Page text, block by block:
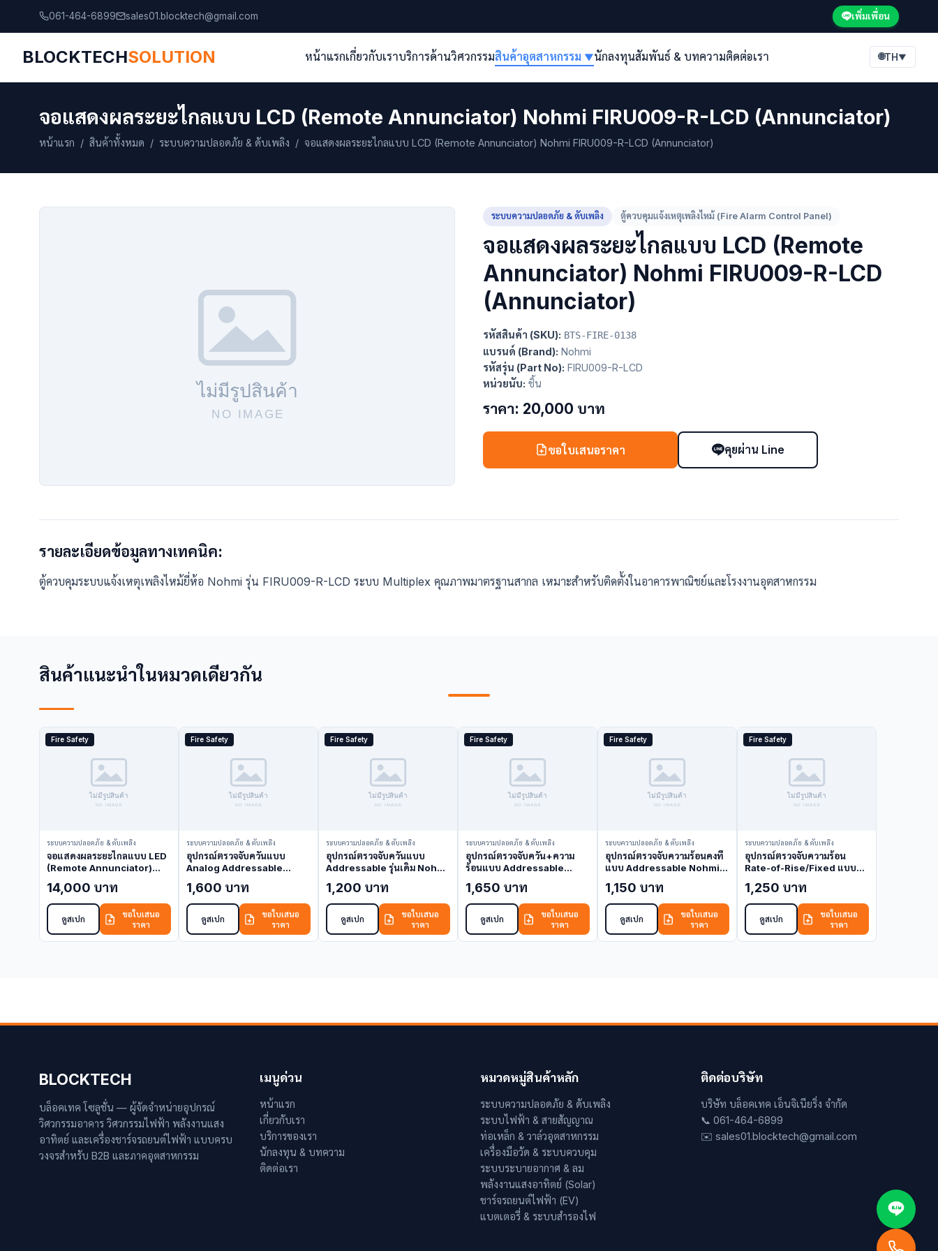
061-464-6899 sales01.blocktech@gmail.com เพิ่มเพื่อน
BLOCKTECHSOLUTION หน้าแรกเกี่ยวกับเราบริการด้านวิศวกรรมสินค้าอุตสาหกรรม ▼นักลงทุนสัมพันธ์ & บทความติดต่อเรา 🌐TH▼
จอแสดงผลระยะไกลแบบ LCD (Remote Annunciator) Nohmi FIRU009-R-LCD (Annunciator)
หน้าแรก / สินค้าทั้งหมด / ระบบความปลอดภัย & ดับเพลิง / จอแสดงผลระยะไกลแบบ LCD (Remote Annunciator) Nohmi FIRU009-R-LCD (Annunciator)
ระบบความปลอดภัย & ดับเพลิง ตู้ควบคุมแจ้งเหตุเพลิงไหม้ (Fire Alarm Control Panel)
จอแสดงผลระยะไกลแบบ LCD (Remote
Annunciator) Nohmi FIRU009-R-LCD
(Annunciator)
รหัสสินค้า (SKU): BTS-FIRE-0138
แบรนด์ (Brand): Nohmi
รหัสรุ่น (Part No): FIRU009-R-LCD
หน่วยนับ: ชิ้น
ราคา: 20,000 บาท
ขอใบเสนอราคา คุยผ่าน Line
รายละเอียดข้อมูลทางเทคนิค:
ตู้ควบคุมระบบแจ้งเหตุเพลิงไหม้ยี่ห้อ Nohmi รุ่น FIRU009-R-LCD ระบบ Multiplex คุณภาพมาตรฐานสากล เหมาะสำหรับติดตั้งในอาคารพาณิชย์และโรงงานอุตสาหกรรม
สินค้าแนะนำในหมวดเดียวกัน
Fire Safety
ระบบความปลอดภัย & ดับเพลิง
จอแสดงผลระยะไกลแบบ LED
(Remote Annunciator)
(Annunciator)
14,000 บาท
ดูสเปก
ขอใบเสนอ
ราคา
Fire Safety
ระบบความปลอดภัย & ดับเพลิง
อุปกรณ์ตรวจจับควันแบบ
Analog Addressable
(Smoke Detector)
1,600 บาท
ดูสเปก
ขอใบเสนอ
ราคา
Fire Safety
ระบบความปลอดภัย & ดับเพลิง
อุปกรณ์ตรวจจับควันแบบ
Addressable รุ่นเดิม Nohmi
Detector)
1,200 บาท
ดูสเปก
ขอใบเสนอ
ราคา
Fire Safety
ระบบความปลอดภัย & ดับเพลิง
อุปกรณ์ตรวจจับควัน+ความ
ร้อนแบบ Addressable
(Smoke/Heat Detector)
1,650 บาท
ดูสเปก
ขอใบเสนอ
ราคา
Fire Safety
ระบบความปลอดภัย & ดับเพลิง
อุปกรณ์ตรวจจับความร้อนคงที่
แบบ Addressable Nohmi
Detector)
1,150 บาท
ดูสเปก
ขอใบเสนอ
ราคา
Fire Safety
ระบบความปลอดภัย & ดับเพลิง
อุปกรณ์ตรวจจับความร้อน
Rate-of-Rise/Fixed แบบ
FDHU003-D-X (Heat
Detector)
1,250 บาท
ดูสเปก
ขอใบเสนอ
ราคา
BLOCKTECH
บล็อคเทค โซลูชั่น — ผู้จัดจำหน่ายอุปกรณ์
วิศวกรรมอาคาร วิศวกรรมไฟฟ้า พลังงานแสง
อาทิตย์ และเครื่องชาร์จรถยนต์ไฟฟ้า แบบครบ
วงจรสำหรับ B2B และภาคอุตสาหกรรม
เมนูด่วน
หน้าแรก
เกี่ยวกับเรา
บริการของเรา
นักลงทุน & บทความ
ติดต่อเรา
หมวดหมู่สินค้าหลัก
ระบบความปลอดภัย & ดับเพลิง
ระบบไฟฟ้า & สายสัญญาณ
ท่อเหล็ก & วาล์วอุตสาหกรรม
เครื่องมือวัด & ระบบควบคุม
ระบบระบายอากาศ & ลม
พลังงานแสงอาทิตย์ (Solar)
ชาร์จรถยนต์ไฟฟ้า (EV)
แบตเตอรี่ & ระบบสำรองไฟ
ติดต่อบริษัท
บริษัท บล็อคเทค เอ็นจิเนียริ่ง จำกัด
📞 061-464-6899
✉️ sales01.blocktech@gmail.com